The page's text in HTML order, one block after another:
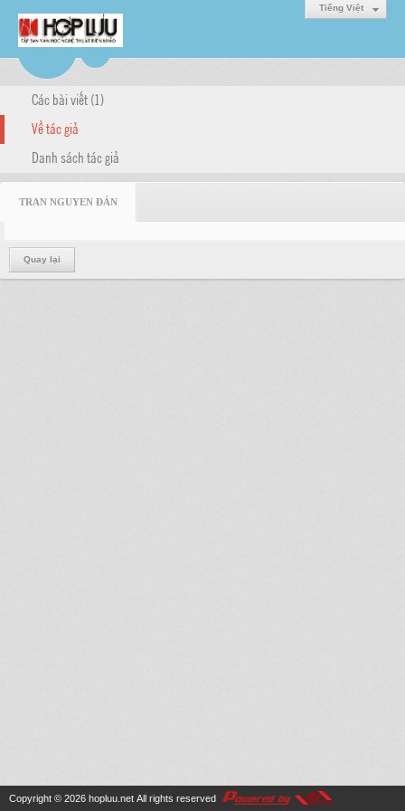
Tiếng Việt
Các bài viết (1)
Về tác giả
Danh sách tác giả
TRAN NGUYEN ĐÁN
Quay lại
Copyright © 2026 hopluu.net All rights reserved